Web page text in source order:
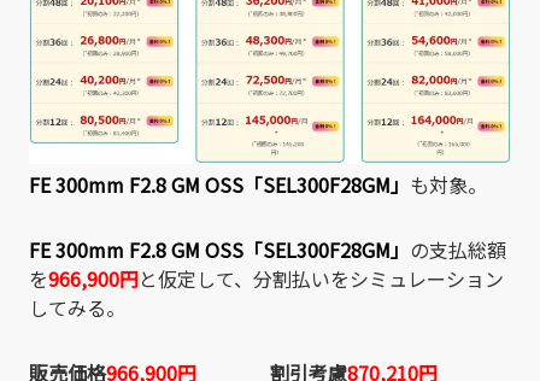
FE 300mm F2.8 GM OSS「SEL300F28GM」 も対象。
FE 300mm F2.8 GM OSS「SEL300F28GM」 の支払総額
を966,900円と仮定して、分割払いをシミュレーション
してみる。
販売価格966,900円 割引考慮870,210円